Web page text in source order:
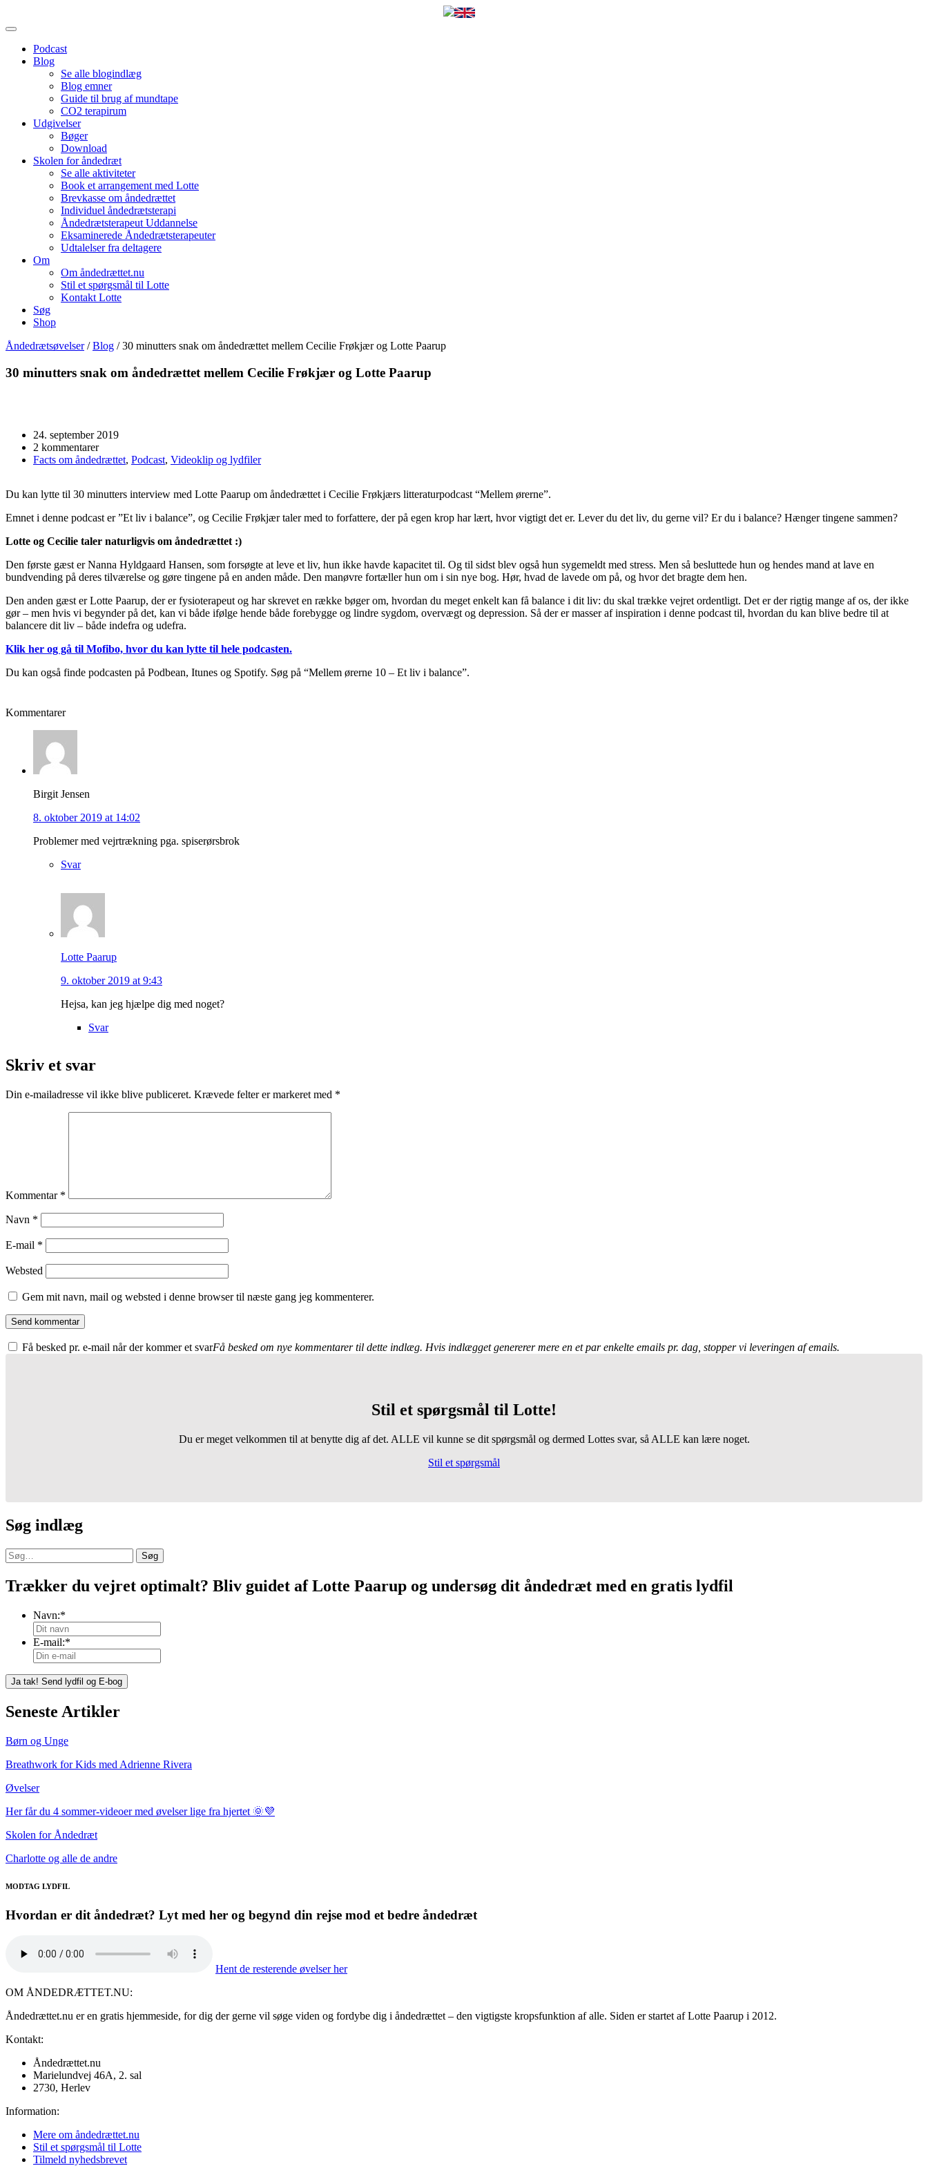
Podcast
Blog
Se alle blogindlæg
Blog emner
Guide til brug af mundtape
CO2 terapirum
Udgivelser
Bøger
Download
Skolen for åndedræt
Se alle aktiviteter
Book et arrangement med Lotte
Brevkasse om åndedrættet
Individuel åndedrætsterapi
Åndedrætsterapeut Uddannelse
Eksaminerede Åndedrætsterapeuter
Udtalelser fra deltagere
Om
Om åndedrættet.nu
Stil et spørgsmål til Lotte
Kontakt Lotte
Søg
Shop
Åndedrætsøvelser/Blog /30 minutters snak om åndedrættet mellem Cecilie Frøkjær og Lotte Paarup
30 minutters snak om åndedrættet mellem Cecilie Frøkjær og Lotte Paarup
24. september 2019
2 kommentarer
Facts om åndedrættet, Podcast, Videoklip og lydfiler
Du kan lytte til 30 minutters interview med Lotte Paarup om åndedrættet i Cecilie Frøkjærs litteraturpodcast “Mellem ørerne”.
Emnet i denne podcast er ”Et liv i balance”, og Cecilie Frøkjær taler med to forfattere, der på egen krop har lært, hvor vigtigt det er. Lever du det liv, du gerne vil? Er du i balance? Hænger tingene sammen?
Lotte og Cecilie taler naturligvis om åndedrættet :)
Den første gæst er Nanna Hyldgaard Hansen, som forsøgte at leve et liv, hun ikke havde kapacitet til. Og til sidst blev også hun sygemeldt med stress. Men så besluttede hun og hendes mand at lave en
bundvending på deres tilværelse og gøre tingene på en anden måde. Den manøvre fortæller hun om i sin nye bog. Hør, hvad de lavede om på, og hvor det bragte dem hen.
Den anden gæst er Lotte Paarup, der er fysioterapeut og har skrevet en række bøger om, hvordan du meget enkelt kan få balance i dit liv: du skal trække vejret ordentligt. Det er der rigtig mange af os, der ikke
gør – men hvis vi begynder på det, kan vi både ifølge hende både forebygge og lindre sygdom, overvægt og depression. Så der er masser af inspiration i denne podcast til, hvordan du kan blive bedre til at
balancere dit liv – både indefra og udefra.
Klik her og gå til Mofibo, hvor du kan lytte til hele podcasten.
Du kan også finde podcasten på Podbean, Itunes og Spotify. Søg på “Mellem ørerne 10 – Et liv i balance”.
Kommentarer
Birgit Jensen
8. oktober 2019 at 14:02
Problemer med vejrtrækning pga. spiserørsbrok
Svar
Lotte Paarup
9. oktober 2019 at 9:43
Hejsa, kan jeg hjælpe dig med noget?
Svar
Skriv et svar
Din e-mailadresse vil ikke blive publiceret. Krævede felter er markeret med *
Kommentar *
Navn *
E-mail *
Websted
Gem mit navn, mail og websted i denne browser til næste gang jeg kommenterer.
Få besked pr. e-mail når der kommer et svarFå besked om nye kommentarer til dette indlæg. Hvis indlægget genererer mere en et par enkelte emails pr. dag, stopper vi leveringen af emails.
Stil et spørgsmål til Lotte!
Du er meget velkommen til at benytte dig af det. ALLE vil kunne se dit spørgsmål og dermed Lottes svar, så ALLE kan lære noget.
Stil et spørgsmål
Søg indlæg
Søg
Trækker du vejret optimalt? Bliv guidet af Lotte Paarup og undersøg dit åndedræt med en gratis lydfil
Navn:*
E-mail:*
Seneste Artikler
Børn og Unge
Breathwork for Kids med Adrienne Rivera
Øvelser
Her får du 4 sommer-videoer med øvelser lige fra hjertet 🌞💜
Skolen for Åndedræt
Charlotte og alle de andre
MODTAG LYDFIL
Hvordan er dit åndedræt? Lyt med her og begynd din rejse mod et bedre åndedræt
Hent de resterende øvelser her
OM ÅNDEDRÆTTET.NU:
Åndedrættet.nu er en gratis hjemmeside, for dig der gerne vil søge viden og fordybe dig i åndedrættet – den vigtigste kropsfunktion af alle. Siden er startet af Lotte Paarup i 2012.
Kontakt:
Åndedrættet.nu
Marielundvej 46A, 2. sal
2730, Herlev
Information:
Mere om åndedrættet.nu
Stil et spørgsmål til Lotte
Tilmeld nyhedsbrevet